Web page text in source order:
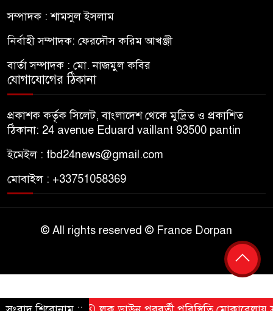
সম্পাদক : শামসুল ইসলাম
নির্বাহী সম্পাদক: ফেরদৌস করিম আখঞ্জী
বার্তা সম্পাদক : মো. নাজমুল কবির
যোগাযোগের ঠিকানা
প্রকাশক কর্তৃক সিলেট, বাংলাদেশ থেকে মুদ্রিত ও প্রকাশিত
ঠিকানা: 24 avenue Eduard vaillant 93500 pantin
ইমেইল : fbd24news@gmail.com
মোবাইল : +33751058369
© All rights reserved © France Dorpan